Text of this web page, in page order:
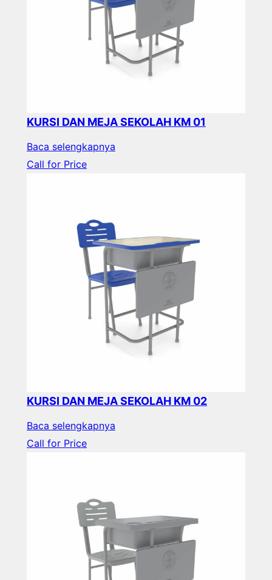
KURSI DAN MEJA SEKOLAH KM 01
Baca selengkapnya
Call for Price
KURSI DAN MEJA SEKOLAH KM 02
Baca selengkapnya
Call for Price